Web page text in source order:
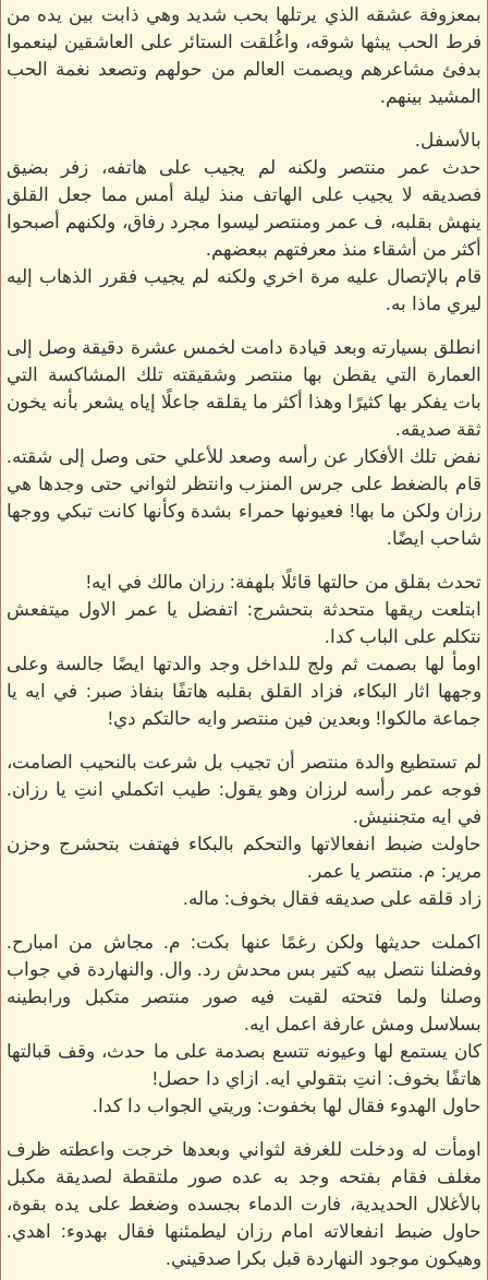
بمعزوفة عشقه الذي يرتلها بحب شديد وهي ذابت بين يده من
فرط الحب يبثها شوقه، واغُلقت الستائر على العاشقين لينعموا
بدفئ مشاعرهم ويصمت العالم من حولهم وتصعد نغمة الحب
المشيد بينهم.
بالأسفل.
حدث عمر منتصر ولكنه لم يجيب على هاتفه، زفر بضيق
فصديقه لا يجيب على الهاتف منذ ليلة أمس مما جعل القلق
ينهش بقلبه، ف عمر ومنتصر ليسوا مجرد رفاق، ولكنهم أصبحوا
أكثر من أشقاء منذ معرفتهم ببعضهم.
قام بالإتصال عليه مرة اخري ولكنه لم يجيب فقرر الذهاب إليه
ليري ماذا به.
انطلق بسيارته وبعد قيادة دامت لخمس عشرة دقيقة وصل إلى
العمارة التي يقطن بها منتصر وشقيقته تلك المشاكسة التي
بات يفكر بها كثيرًا وهذا أكثر ما يقلقه جاعلًا إياه يشعر بأنه يخون
ثقة صديقه.
نفض تلك الأفكار عن رأسه وصعد للأعلي حتى وصل إلى شقته.
قام بالضغط على جرس المنزب وانتظر لثواني حتى وجدها هي
رزان ولكن ما بها! فعيونها حمراء بشدة وكأنها كانت تبكي ووجها
شاحب ايضًا.
تحدث بقلق من حالتها قائلًا بلهفة: رزان مالك في ايه!
ابتلعت ريقها متحدثة بتحشرج: اتفضل يا عمر الاول ميتفعش
نتكلم على الباب كدا.
اومأ لها بصمت ثم ولج للداخل وجد والدتها ايضًا جالسة وعلى
وجهها اثار البكاء، فزاد القلق بقلبه هاتفًا بنفاذ صبر: في ايه يا
جماعة مالكوا! وبعدين فين منتصر وايه حالتكم دي!
لم تستطيع والدة منتصر أن تجيب بل شرعت بالنحيب الصامت،
فوجه عمر رأسه لرزان وهو يقول: طيب اتكملي انتِ يا رزان.
في ايه متجننيش.
حاولت ضبط انفعالاتها والتحكم بالبكاء فهتفت بتحشرج وحزن
مرير: م. منتصر يا عمر.
زاد قلقه على صديقه فقال بخوف: ماله.
اكملت حديثها ولكن رغمًا عنها بكت: م. مجاش من امبارح.
وفضلنا نتصل بيه كتير بس محدش رد. وال. والنهاردة في جواب
وصلنا ولما فتحته لقيت فيه صور منتصر متكبل ورابطينه
بسلاسل ومش عارفة اعمل ايه.
كان يستمع لها وعيونه تتسع بصدمة على ما حدث، وقف قبالتها
هاتفًا بخوف: انتِ بتقولي ايه. ازاي دا حصل!
حاول الهدوء فقال لها بخفوت: وريتي الجواب دا كدا.
اومأت له ودخلت للغرفة لثواني وبعدها خرجت واعطته ظرف
مغلف فقام بفتحه وجد به عده صور ملتقطة لصديقة مكبل
بالأغلال الحديدية، فارت الدماء بجسده وضغط على يده بقوة،
حاول ضبط انفعالاته امام رزان ليطمئنها فقال بهدوء: اهدي.
وهيكون موجود النهاردة قبل بكرا صدقيني.